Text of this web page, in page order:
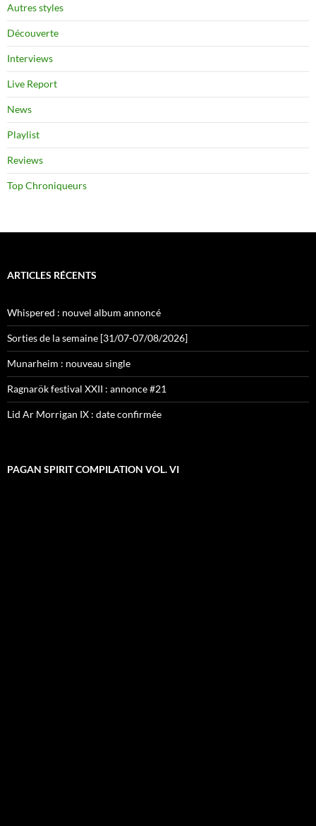
Autres styles
Découverte
Interviews
Live Report
News
Playlist
Reviews
Top Chroniqueurs
ARTICLES RÉCENTS
Whispered : nouvel album annoncé
Sorties de la semaine [31/07-07/08/2026]
Munarheim : nouveau single
Ragnarök festival XXII : annonce #21
Lid Ar Morrigan IX : date confirmée
PAGAN SPIRIT COMPILATION VOL. VI